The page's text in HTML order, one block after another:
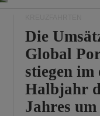
Die
Global
stiegen im
Halbjahr
Jahres